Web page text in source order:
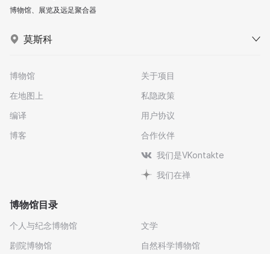
博物馆、展览及远足聚合器
莫斯科
博物馆
在地图上
编译
博客
关于项目
私隐政策
用户协议
合作伙伴
我们是VKontakte
我们在禅
博物馆目录
个人与纪念博物馆
剧院博物馆
文学
自然科学博物馆